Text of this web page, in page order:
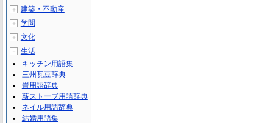
＋ 建築・不動産
＋ 学問
＋ 文化
－
生活
キッチン用語集
三州瓦豆辞典
畳用語辞典
薪ストーブ用語辞典
ネイル用語辞典
結婚用語集